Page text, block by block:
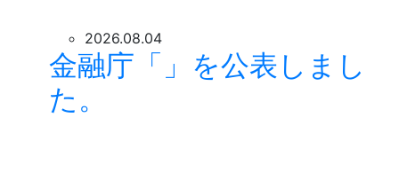
2026.08.04
金融庁「」を公表しまし
た。